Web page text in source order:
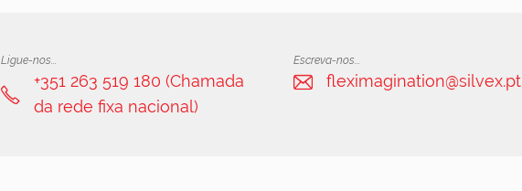
Ligue-nos...
+351 263 519 180 (Chamada
da rede fixa nacional)
Escreva-nos...
fleximagination@silvex.pt